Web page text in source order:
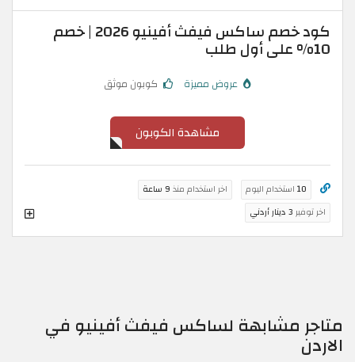
كود خصم ساكس فيفث أفينيو 2026 | خصم
10% على أول طلب
عروض مميزة كوبون موثق
مشاهدة الكوبون
10 استخدام اليوم اخر استخدام منذ 9 ساعة
اخر توفير 3 دينار أردني
متاجر مشابهة لساكس فيفث أفينيو في
الاردن